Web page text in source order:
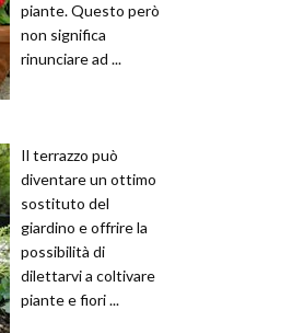
piante. Questo però
non significa
rinunciare ad ...
Il terrazzo può
diventare un ottimo
sostituto del
giardino e offrire la
possibilità di
dilettarvi a coltivare
piante e fiori ...